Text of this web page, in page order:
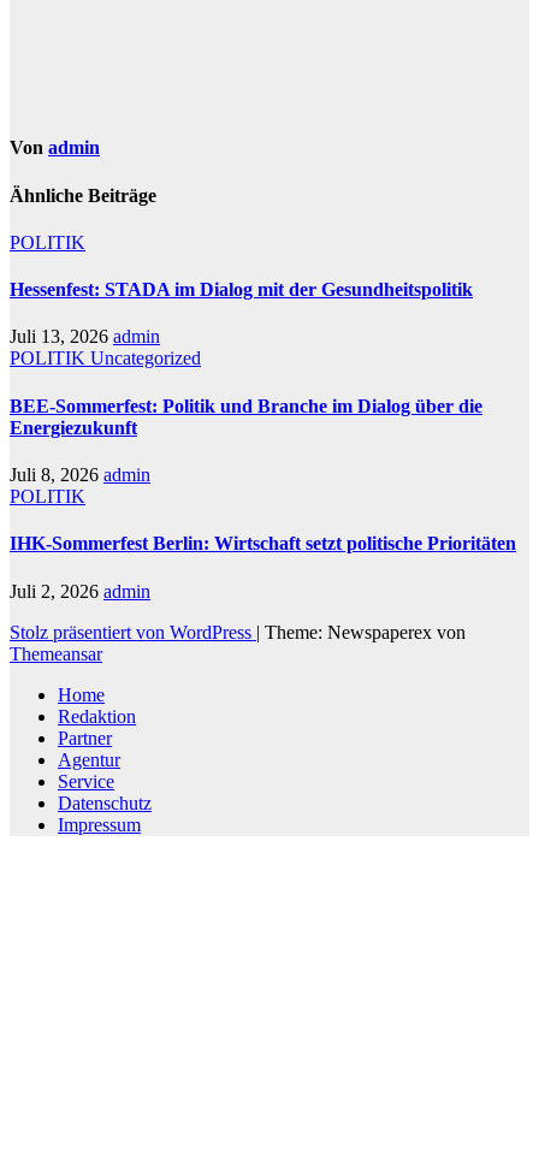
Von admin
Ähnliche Beiträge
POLITIK
Hessenfest: STADA im Dialog mit der Gesundheitspolitik
Juli 13, 2026 admin
POLITIK Uncategorized
BEE-Sommerfest: Politik und Branche im Dialog über die
Energiezukunft
Juli 8, 2026 admin
POLITIK
IHK-Sommerfest Berlin: Wirtschaft setzt politische Prioritäten
Juli 2, 2026 admin
Stolz präsentiert von WordPress | Theme: Newspaperex von
Themeansar
Home
Redaktion
Partner
Agentur
Service
Datenschutz
Impressum